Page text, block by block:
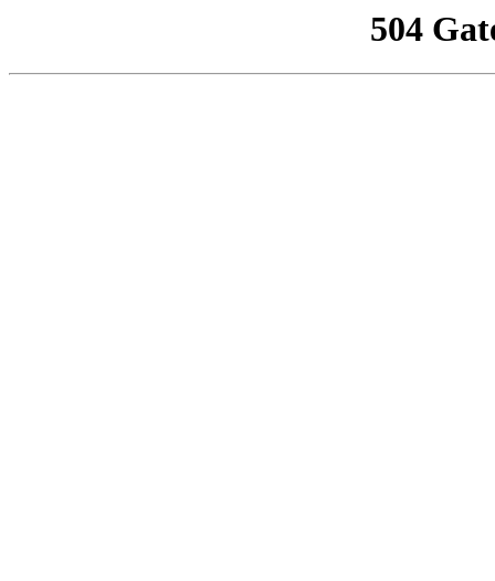
504